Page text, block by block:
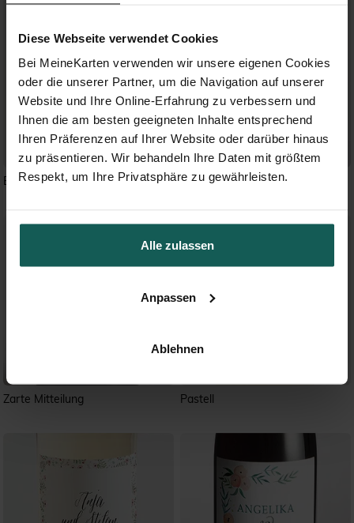
Diese Webseite verwendet Cookies
Bei MeineKarten verwenden wir unsere eigenen Cookies
oder die unserer Partner, um die Navigation auf unserer
Website und Ihre Online-Erfahrung zu verbessern und
Ihnen die am besten geeigneten Inhalte entsprechend
Ihren Präferenzen auf Ihrer Website oder darüber hinaus
zu präsentieren. Wir behandeln Ihre Daten mit größtem
Respekt, um Ihre Privatsphäre zu gewährleisten.
Alle zulassen
Anpassen
Ablehnen
Blumenkranz Herzabdruck
Zarte Mitteilung Pastell